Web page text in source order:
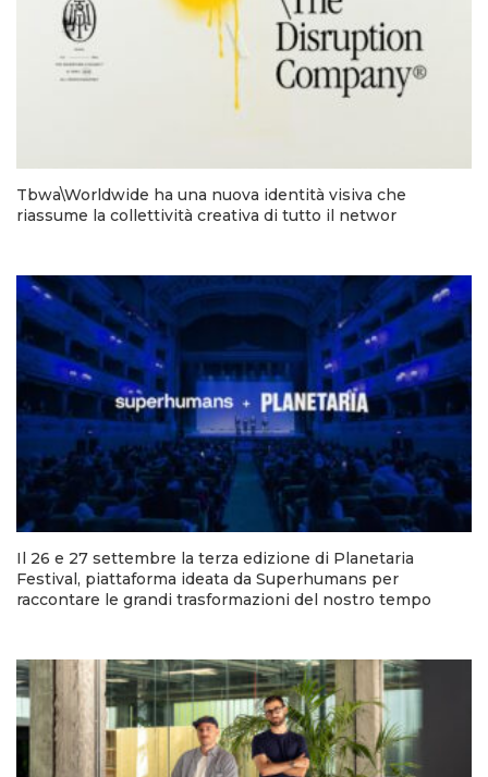
Tbwa\Worldwide ha una nuova identità visiva che
riassume la collettività creativa di tutto il networ
Il 26 e 27 settembre la terza edizione di Planetaria
Festival, piattaforma ideata da Superhumans per
raccontare le grandi trasformazioni del nostro tempo